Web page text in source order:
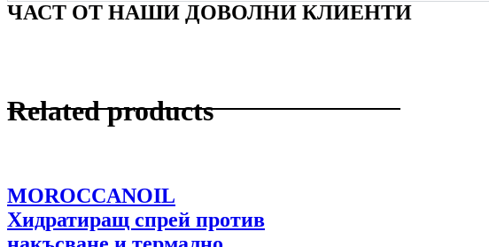
ЧАСТ ОТ НАШИ ДОВОЛНИ КЛИЕНТИ
Related products
MOROCCANOIL
Хидратиращ спрей против